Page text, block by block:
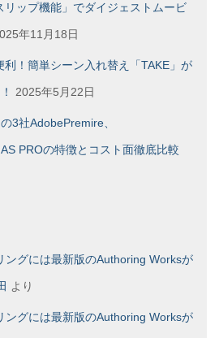
リップ機能」でダイジェストムービ
年11月18日
利！簡単シーン入れ替え「TAKE」が
2025年5月22日
3社AdobePremire、
PROの特徴とコスト面徹底比較
ングには最新版のAuthoring Worksが
より
ングには最新版のAuthoring Worksが